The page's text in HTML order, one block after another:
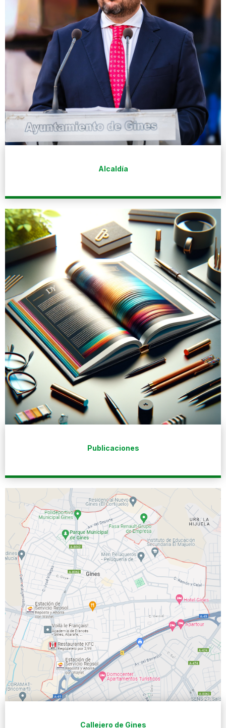
Alcaldía
Publicaciones
Callejero de Gines